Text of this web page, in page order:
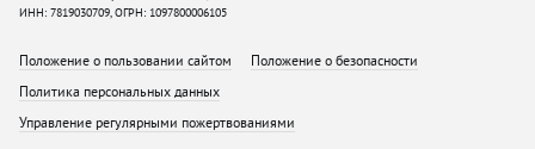
ИНН: 7819030709, ОГРН: 1097800006105
Положение о пользовании сайтом
Положение о безопасности
Политика персональных данных
Управление регулярными пожертвованиями